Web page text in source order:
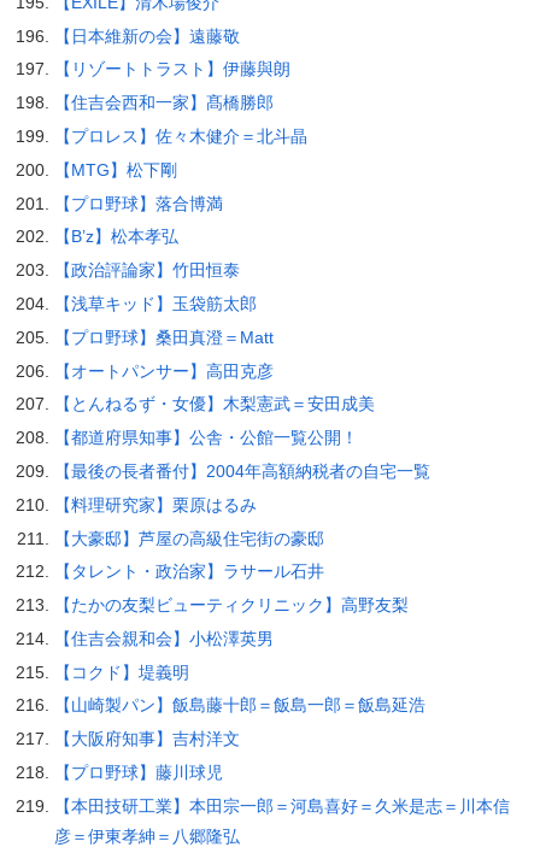
【日本維新の会】遠藤敬
【リゾートトラスト】伊藤與朗
【住吉会西和一家】髙橋勝郎
【プロレス】佐々木健介＝北斗晶
【MTG】松下剛
【プロ野球】落合博満
【B’z】松本孝弘
【政治評論家】竹田恒泰
【浅草キッド】玉袋筋太郎
【プロ野球】桑田真澄＝Matt
【オートパンサー】高田克彦
【とんねるず・女優】木梨憲武＝安田成美
【都道府県知事】公舎・公館一覧公開！
【最後の長者番付】2004年高額納税者の自宅一覧
【料理研究家】栗原はるみ
【大豪邸】芦屋の高級住宅街の豪邸
【タレント・政治家】ラサール石井
【たかの友梨ビューティクリニック】高野友梨
【住吉会親和会】小松澤英男
【コクド】堤義明
【山崎製パン】飯島藤十郎＝飯島一郎＝飯島延浩
【大阪府知事】吉村洋文
【プロ野球】藤川球児
【本田技研工業】本田宗一郎＝河島喜好＝久米是志＝川本信
彦＝伊東孝紳＝八郷隆弘